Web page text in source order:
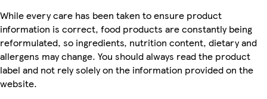
While every care has been taken to ensure product
information is correct, food products are constantly being
reformulated, so ingredients, nutrition content, dietary and
allergens may change. You should always read the product
label and not rely solely on the information provided on the
website.